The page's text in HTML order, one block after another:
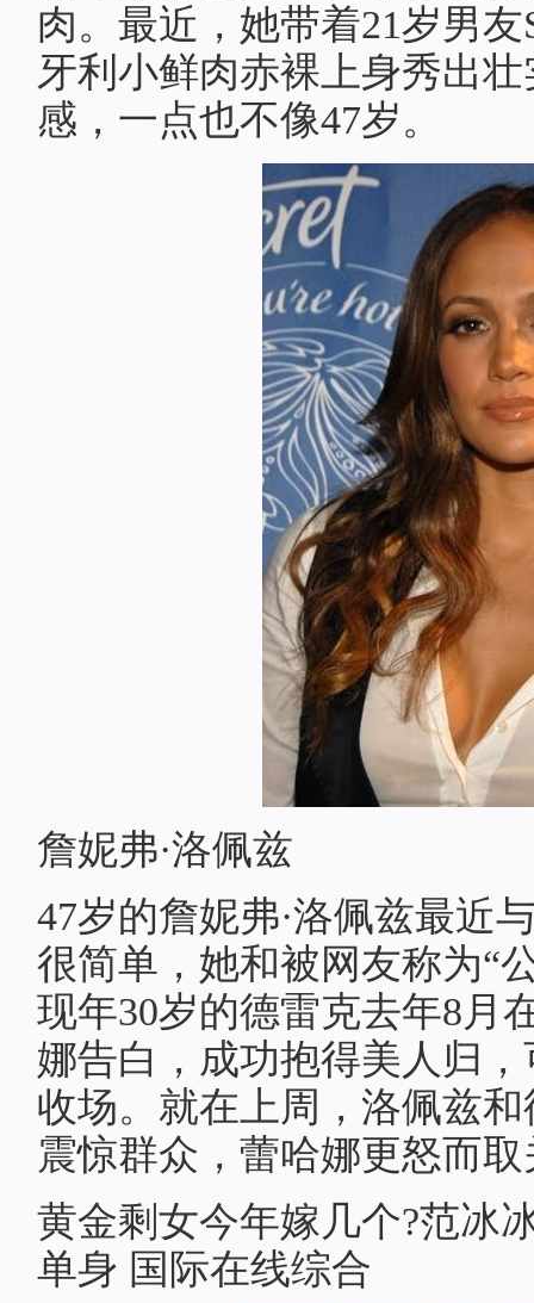
肉。最近，她带着21岁男
牙利小鲜肉赤裸上身秀出
感，一点也不像47岁。
詹妮弗·洛佩兹
47岁的詹妮弗·洛佩兹最近
很简单，她和被网友称为“
现年30岁的德雷克去年8月
娜告白，成功抱得美人归
收场。就在上周，洛佩兹
震惊群众，蕾哈娜更怒而取
黄金剩女今年嫁几个?范冰
单身 国际在线综合